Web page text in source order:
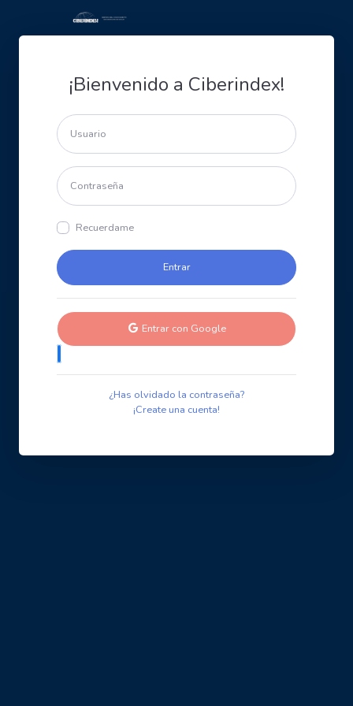
¡Bienvenido a Ciberindex!
Recuerdame
Entrar con Google
¿Has olvidado la contraseña?
¡Create una cuenta!